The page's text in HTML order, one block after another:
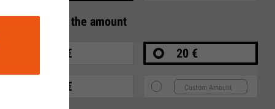
2 Select the amount
10 € 20 €
35 €